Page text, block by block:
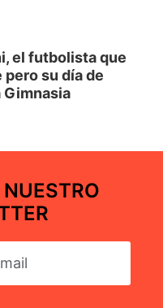
el futbolista que
su día de